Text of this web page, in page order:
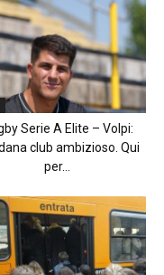
Serie A Elite – Volpi:
club ambizioso. Qui
per...